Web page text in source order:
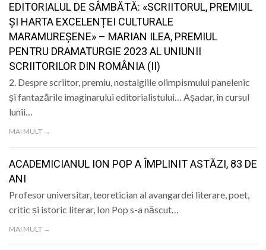
EDITORIALUL DE SÂMBĂTĂ: «SCRIITORUL, PREMIUL
ȘI HARTA EXCELENȚEI CULTURALE
MARAMUREȘENE» – MARIAN ILEA, PREMIUL
PENTRU DRAMATURGIE 2023 AL UNIUNII
SCRIITORILOR DIN ROMÂNIA (II)
2. Despre scriitor, premiu, nostalgiile olimpismului panelenic
și fantazările imaginarului editorialistului… Așadar, în cursul
lunii…
MAI MULT →
ACADEMICIANUL ION POP A ÎMPLINIT ASTĂZI, 83 DE
ANI
Profesor universitar, teoretician al avangardei literare, poet,
critic și istoric literar, Ion Pop s-a născut…
MAI MULT →